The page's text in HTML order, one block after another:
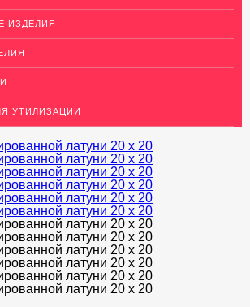
декоративный
уголок для стен
ПОРОГИ НАПОЛЬНЫЕ (ДЛЯ ПОЛА),
ИЗДЕЛИЯ
УТИЛИЗАЦИИ